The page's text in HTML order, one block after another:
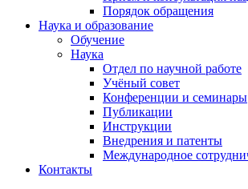
Порядок обращения
Наука и образование
Обучение
Наука
Отдел по научной работе
Учёный совет
Конференции и семинары
Публикации
Инструкции
Внедрения и патенты
Международное
Контакты